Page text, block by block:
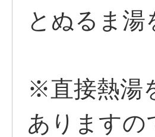
とぬるま
※直接熱湯
ありますの